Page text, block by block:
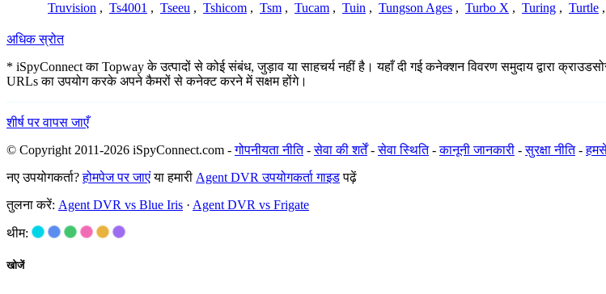
Truvision , Ts4001 , Tseeu , Tshicom , Tsm , Tucam , Tuin , Tungson Ages , Turbo X , Turing , Turtle ,
अधिक स्रोत
* iSpyConnect का Topway के उत्पादों से कोई संबंध, जुड़ाव या साहचर्य नहीं है। यहाँ दी गई कनेक्शन विवरण समुदाय द्वारा
URLs का उपयोग करके अपने कैमरों से कनेक्ट करने में सक्षम होंगे।
शीर्ष पर वापस जाएँ
© Copyright 2011-2026 iSpyConnect.com -गोपनीयता नीति-सेवा की शर्तें-सेवा स्थिति-कानूनी जानकारी -सुरक्षा नीति-
नए उपयोगकर्ता?होमपेज पर जाएंया हमारी Agent DVR उपयोगकर्ता गाइडपढ़ें
तुलना करें: Agent DVR vs Blue Iris · Agent DVR vs Frigate
थीम:
खोजें